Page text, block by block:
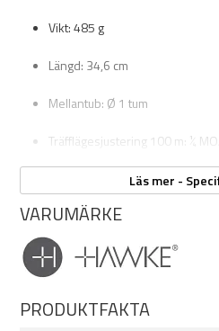
Vikt: 485 g
Längd: 34,6 cm
Mellantub: Ø 1 tum
Träfflägesjustering 100 m: ¼
Parallaxjustering: Från 9 m -
Justerområde höjd och sida: 100
Belysning: Nej
Läs mer -
VARUMÄRKE
PRODUKTFAKTA